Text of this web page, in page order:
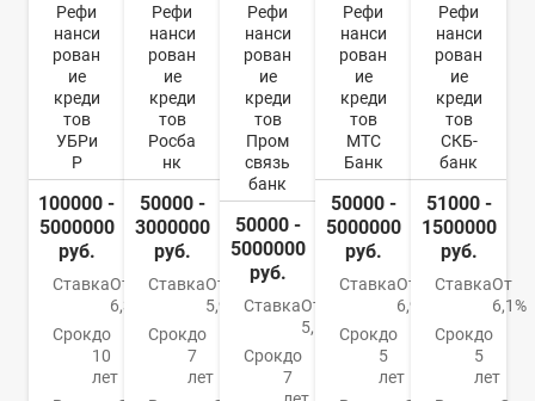
Рефи
нанси
рован
ие
креди
тов
УБРи
Р
100000 -
5000000
руб.
СтавкаОт
6,3%
Срокдо
10
лет
Рефи
нанси
рован
ие
креди
тов
Росба
нк
50000 -
3000000
руб.
СтавкаОт
5,9%
Срокдо
7
лет
Рефи
нанси
рован
ие
креди
тов
Пром
связь
банк
50000 -
5000000
руб.
СтавкаОт
5,5%
Срокдо
7
Рефи
нанси
рован
ие
креди
тов
МТС
Банк
50000 -
5000000
руб.
СтавкаОт
6,9%
Срокдо
5
лет
Рефи
нанси
рован
ие
креди
тов
СКБ-
банк
51000 -
1500000
руб.
СтавкаОт
6,1%
Срокдо
5
лет